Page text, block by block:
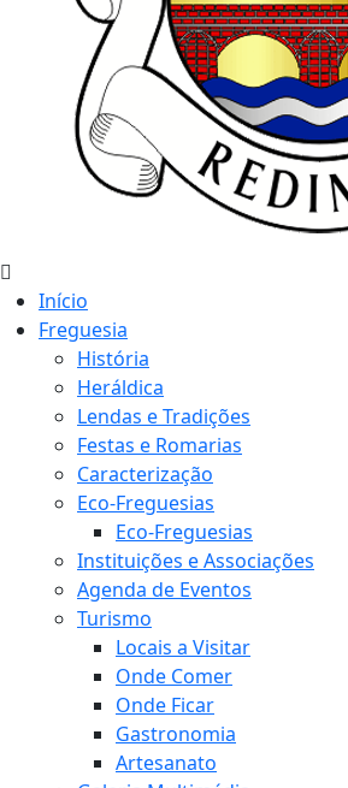
Início
Freguesia
História
Heráldica
Lendas e Tradições
Festas e Romarias
Caracterização
Eco-Freguesias
Eco-Freguesias
Instituições e Associações
Agenda de Eventos
Turismo
Locais a Visitar
Onde Comer
Onde Ficar
Gastronomia
Artesanato